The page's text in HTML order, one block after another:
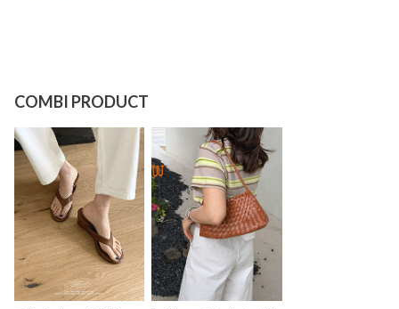
COMBI PRODUCT